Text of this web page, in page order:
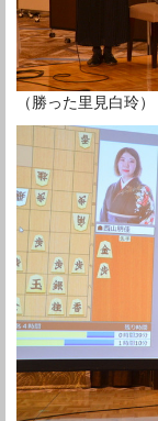
（勝った里見白玲）